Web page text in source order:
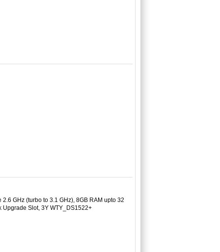
GHz (turbo to 3.1 GHz), 8GB RAM upto 32
Upgrade Slot, 3Y WTY_DS1522+